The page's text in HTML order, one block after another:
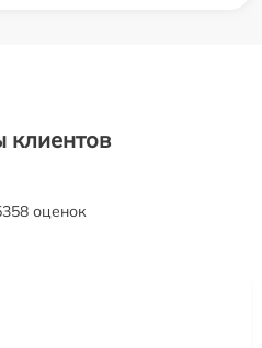
клиентов
оценок